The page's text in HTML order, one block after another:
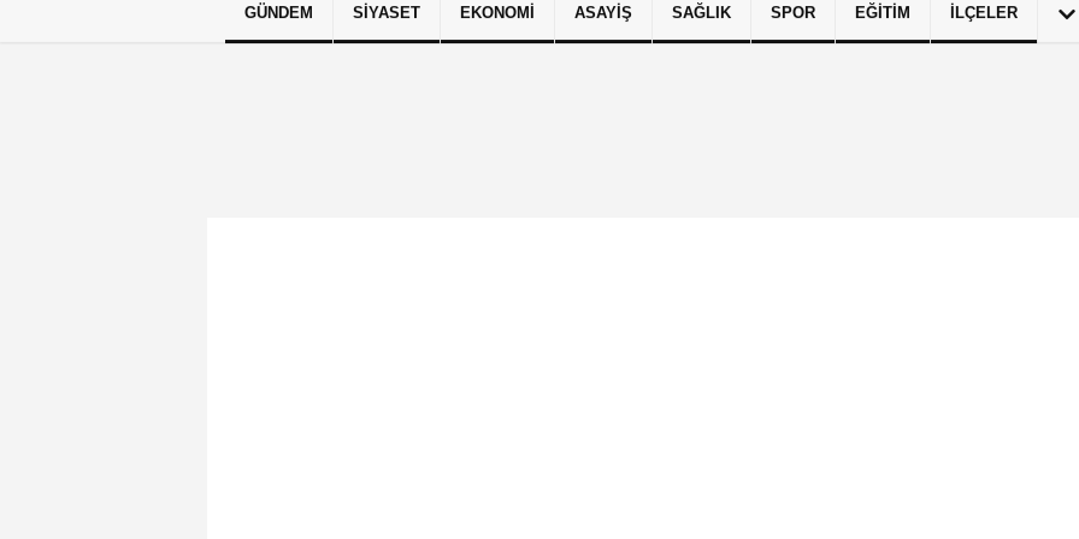
Künye İletişim Çerez Politikası Gizlilik İlkeleri
GÜNDEM SIYASET EKONOMI ASAYIŞ SAĞLIK SPOR EĞITIM İLÇELER